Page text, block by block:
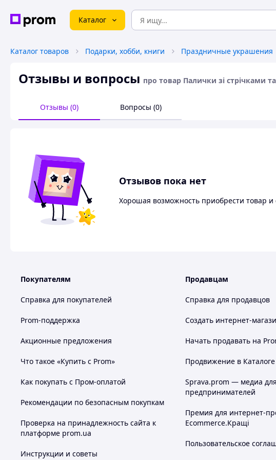
Каталог
Каталог товаров Подарки, хобби, книги Праздничные украшения
Отзывы и вопросы про товар Палички зі стрічками
Отзывы (0) Вопросы (0)
Отзывов пока нет
Хорошая возможность приобрести товар
Покупателям
Справка для покупателей
Prom-поддержка
Акционные предложения
Что такое «Купить с Prom»
Как покупать с Пром-оплатой
Рекомендации по безопасным покупкам
Проверка на принадлежность сайта к
платформе prom.ua
Инструкции и советы
Продавцам
Справка для продавцов
Создать интернет-
Начать продавать на
Продвижение в Каталоге
Sprava.prom — медиа для
предпринимателей
Премия для интернет-
Ecommerce.Кращі
Пользовательское